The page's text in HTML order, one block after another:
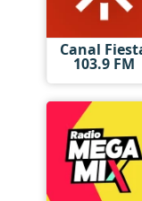
Canal
103.9 FM